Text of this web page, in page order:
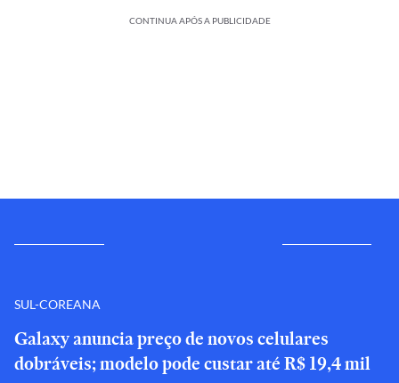
CONTINUA APÓS A PUBLICIDADE
SUL-COREANA
Galaxy anuncia preço de novos celulares
dobráveis; modelo pode custar até R$ 19,4 mil